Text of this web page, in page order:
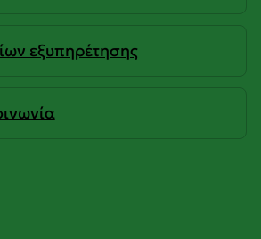
εξυπηρέτησης